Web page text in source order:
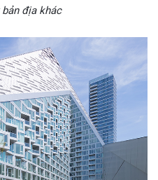
địa khác